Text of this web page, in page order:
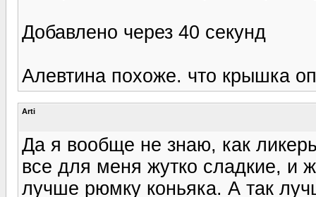
Добавлено через 40 секунд
Алевтина похоже. что крышка
Arti
Да я вообще не знаю, как
все для меня жутко сладкие, и
лучше рюмку коньяка. А так